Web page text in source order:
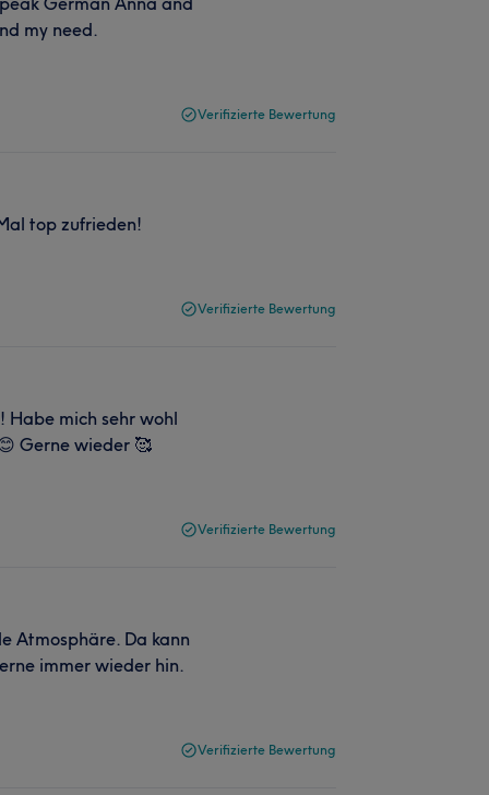
my need.
Verifizierte Bewertung
top zufrieden!
Verifizierte Bewertung
Habe mich sehr wohl
Gerne wieder 🥰
Verifizierte Bewertung
Atmosphäre. Da kann
immer wieder hin.
Verifizierte Bewertung